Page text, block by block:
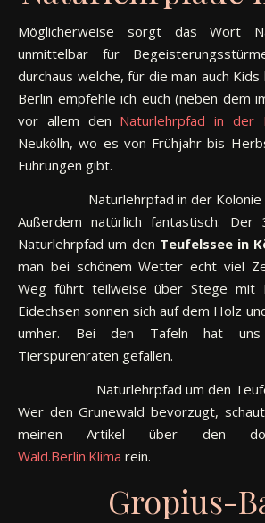
Möglicherweise sorgt das Wort
unmittelbar für
durchaus welche, für die man auch
Berlin empfehle ich euch (neben dem
vor allem den Naturlehrpfad in der
Neukölln, wo es von Frühjahr bis
Führungen gibt.
Naturlehrpfad in der
Außerdem natürlich fantastisch: Der
Naturlehrpfad um den Teufelssee in
man bei schönem Wetter echt viel
Weg führt teilweise über Stege mit
Eidechsen sonnen sich auf dem Holz
umher. Bei den Tafeln hat
Tierspurenraten gefallen.
Naturlehrpfad um den
Wer den Grunewald bevorzugt,
meinen Artikel über den
Wald.Berlin.Klima rein.
Gropius-